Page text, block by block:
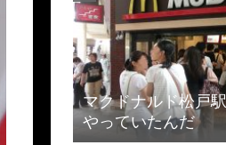
マクドナルド松戸
やっていたんだ